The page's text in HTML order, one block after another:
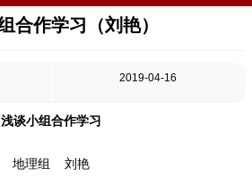
合作学习（刘艳）
2019-04-16
浅谈小组合作学习
地理组 刘艳